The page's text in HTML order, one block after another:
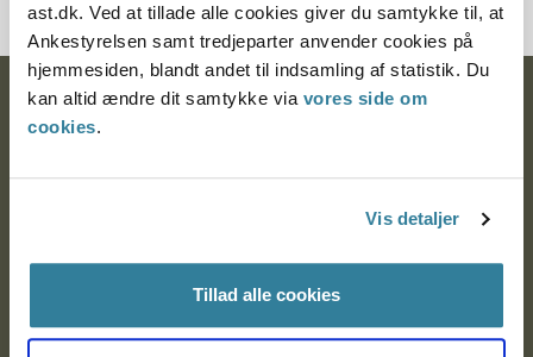
ast.dk. Ved at tillade alle cookies giver du samtykke til, at
Ankestyrelsen samt tredjeparter anvender cookies på
hjemmesiden, blandt andet til indsamling af statistik. Du
kan altid ændre dit samtykke via vores side om
cookies.
Vis detaljer
Tillad alle cookies
Ankestyrelsen
Ankestyrelsen Aalborg